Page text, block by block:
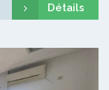
Détails